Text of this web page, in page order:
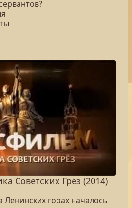
Советских Грёз (2014)
Ленинских горах началось